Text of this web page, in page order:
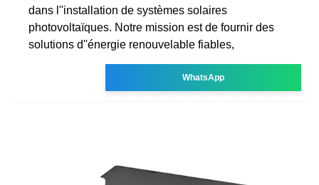
dans l''installation de systèmes solaires
photovoltaïques. Notre mission est de fournir des
solutions d''énergie renouvelable fiables,
WhatsApp